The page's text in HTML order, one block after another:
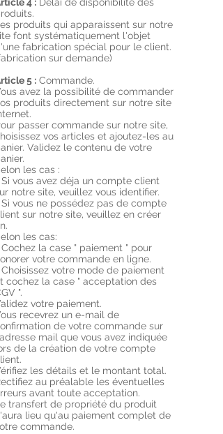
produits qui apparaissent sur notre
font systématiquement l'objet
fabrication spécial pour le client.
sur demande)
5 : Commande.
avez la possibilité de commander
produits directement sur notre site
passer commande sur notre site,
vos articles et ajoutez-les au
Validez le contenu de votre
les cas :
vous avez déja un compte client
notre site, veuillez vous identifier.
vous ne possédez pas de compte
sur notre site, veuillez en créer
les cas:
la case " paiement " pour
votre commande en ligne.
votre mode de paiement
cochez la case " acceptation des
".
votre paiement.
recevrez un e-mail de
de votre commande sur
mail que vous avez indiquée
de la création de votre compte
les détails et le montant total.
au préalable les éventuelles
avant toute acceptation.
transfert de propriété du produit
lieu qu'au paiement complet de
commande.